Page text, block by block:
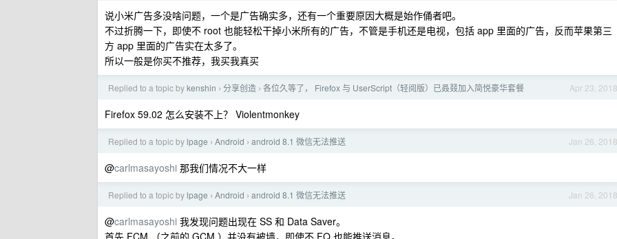
说小米广告多没啥问题，一个是广告确实多，还有一个重要原因大概是始作俑者吧。
不过折腾一下，即使不 root 也能轻松干掉小米所有的广告，不管是手机还是电视，包括 app 里面的广告，反而苹果第三
方 app 里面的广告实在太多了。
所以一般是你买不推荐，我买我真买
Apr 23, 2018
Replied to a topic bykenshin › 分享创造 › 各位久等了， Firefox 与 UserScript（轻阅版）已叒叕加入简悦豪华套餐
Firefox 59.02 怎么安装不上？ Violentmonkey
Jan 26, 2018
Replied to a topic by lpage › Android › android 8.1 微信无法推送
@carlmasayoshi 那我们情况不大一样
Jan 26, 2018
Replied to a topic by lpage › Android › android 8.1 微信无法推送
@carlmasayoshi 我发现问题出现在 SS 和 Data Saver。
首先 FCM （之前的 GCM ）并没有被墙，即使不 FQ 也能推送消息。